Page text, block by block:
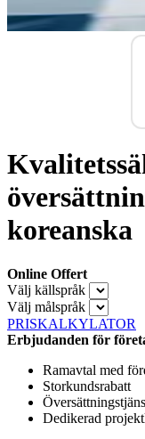
koreanska
Online Offert
Välj källspråk
Välj målspråk
PRISKALKYLATOR
Erbjudanden för
Ramavtal med
Storkundsrabatt
Dedikerad